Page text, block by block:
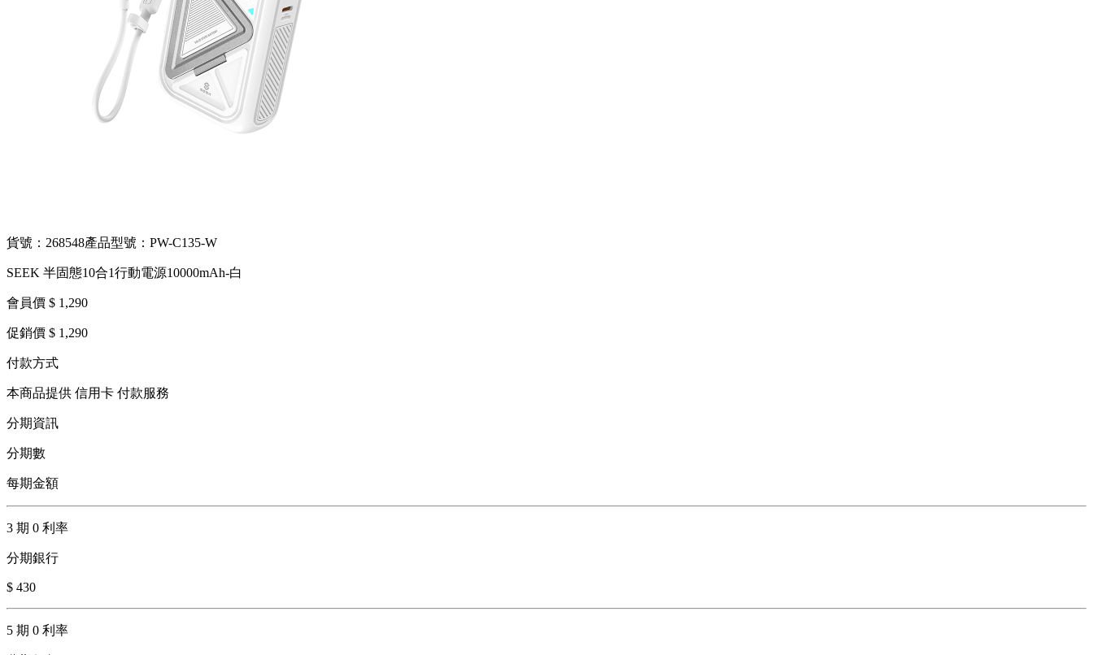
貨號：268548產品型號：PW-C135-W
SEEK 半固態10合1行動電源10000mAh-白
會員價 $ 1,290
促銷價 $ 1,290
付款方式
本商品提供 信用卡 付款服務
分期資訊
分期數
每期金額
3 期 0 利率
分期銀行
$ 430
5 期 0 利率